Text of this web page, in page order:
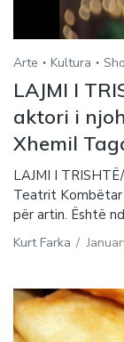
Arte Kultura
LAJMI I
aktori i
Xhemil
LAJMI I
Teatrit Kombëtar
për artin. Është
Kurt Farka /